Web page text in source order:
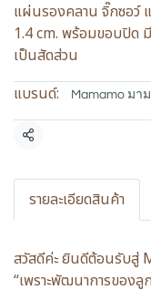
แผ่นรองคลาน จิ๊กซอว์
1.4 cm. พร้อมขอบปิด
เป็นสัดส่วน
แบรนด์:
Mamamo มา
แชร์
รายละเอียดสินค้า
สวัสดีค่ะ ยินดีต้อนรับสู่
“เพราะพัฒนาการของลู